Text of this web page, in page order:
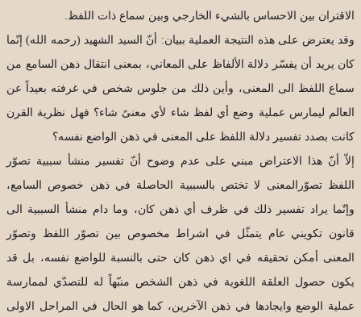
الاقتران بين الاحساس بالشيء الخارجي وبين سماع ذات اللفظ.
وقد يعترض على هذه النتيجة العملية ببيان: أنّ السيد الشهيد (رحمه الله) إنّما
كان يريد أن يفسّر دلالة الألفاظ على المعاني، بمعنى انتقال ذهن السامع من
سماع اللفظ الى المعنى، وأين ذلك من جلوس شخص في غرفته بعيداً عن
العالم ليمارس عملية وضع أي لفظ شاء لأي معنىً شاء؟ فهل نظرية القرن
كانت بصدد تفسير دلالة اللفظ على المعنى في ذهن الواضع نفسه؟
إلاّ أنّ هذا الاعتراض مبني على عدم وضوح أنّ تفسير منشأ سببية تصوّر
اللفظ تصوّرالمعنى لا تختص بالسببية الحاصلة في ذهن خصوص السامع،
وإنّما يراد تفسير ذلك في ظرف أي ذهن كان، وما دام منشأ السببية الى
قانون تكويني عام يتمثّل في اشراط مخصوص بين تصوّر اللفظ وتصوّر
المعنى أمكن تحقيقه في اي ذهن كان حتى بالنسبة للواضع نفسه، بل قد
يكون حصول العلقة اللغوية في ذهن الشخص منبّهاً له للتصدّي لممارسة
عملية الوضع وايجادها في ذهن الآخرين، كما هو الحال في المراحل الاولى